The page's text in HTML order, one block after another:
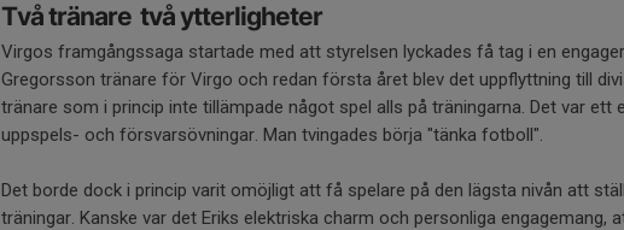
Två tränare  två ytterligheter
Virgos framgångssaga startade med att styrelsen lyckades få tag i en
Gregorsson tränare för Virgo och redan första året blev det uppflyttning till
tränare som i princip inte tillämpade något spel alls på träningarna. Det var ett
uppspels- och försvarsövningar. Man tvingades börja "tänka fotboll".
Det borde dock i princip varit omöjligt att få spelare på den lägsta nivån att
träningar. Kanske var det Eriks elektriska charm och personliga engagemang,